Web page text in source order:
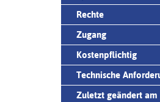
Rechte
Zugang
Kostenpflichtig
Technische
Zuletzt geändert am